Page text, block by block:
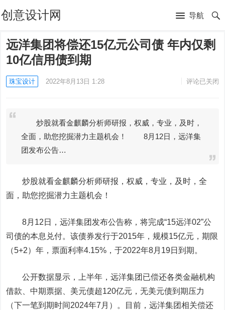
创意设计网 导航
远洋集团将偿还15亿元公司债 年内仅剩
10亿信用债到期
珠宝设计 2022年8月13日 1:28 评论已关闭
炒股就看金麒麟分析师研报，权威，专业，及时，
全面，助您挖掘潜力主题机会！ 8月12日，远洋集
团发布公告…
炒股就看金麒麟分析师研报，权威，专业，及时，全
面，助您挖掘潜力主题机会！
8月12日，远洋集团发布公告称，将完成“15远洋02”公
司债的本息兑付。该债券发行于2015年，规模15亿元，期限
（5+2）年，票面利率4.15%，于2022年8月19日到期。
公开数据显示，上半年，远洋集团已偿还各类金融机构
借款、中期票据、美元债超120亿元，无美元债到期压力
（下一笔到期时间2024年7月）。目前，远洋集团相关偿还